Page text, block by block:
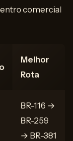
comercial
Melhor
Rota
BR-116 →
BR-259
→ BR-381